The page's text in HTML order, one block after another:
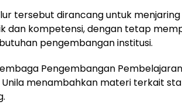
tersebut dirancang untuk
dan kompetensi, dengan tetap
pengembangan institusi.
Pengembangan
Unila menambahkan materi terkait